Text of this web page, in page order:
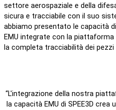
settore aerospaziale e della
sicura e tracciabile con il suo
abbiamo presentato le capacità
EMU integrate con la
la completa tracciabilità dei pezzi
“L'integrazione della nostra
la capacità EMU di SPEE3D